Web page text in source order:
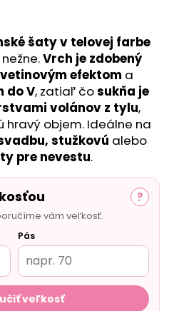
šaty v telovej farbe
Vrch je zdobený
efektom a
do V, zatiaľ čosukňa je
volánov z tylu,
objem. Ideálne na
stužkovú alebo
pre nevestu.
?
vám veľkosť.
Pás
veľkosť